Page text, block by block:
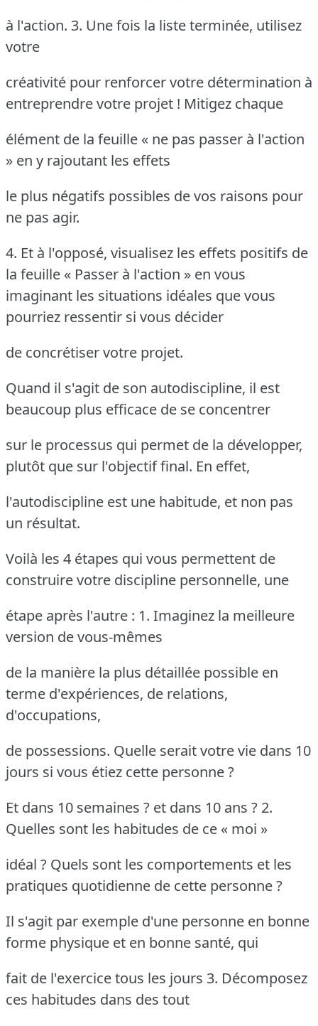
à l'action. 3. Une fois la liste terminée, utilisez
votre
créativité pour renforcer votre détermination à
entreprendre votre projet ! Mitigez chaque
élément de la feuille « ne pas passer à l'action
» en y rajoutant les effets
le plus négatifs possibles de vos raisons pour
ne pas agir.
4. Et à l'opposé, visualisez les effets positifs de
la feuille « Passer à l'action » en vous
imaginant les situations idéales que vous
pourriez ressentir si vous décider
de concrétiser votre projet.
Quand il s'agit de son autodiscipline, il est
beaucoup plus efficace de se concentrer
sur le processus qui permet de la développer,
plutôt que sur l'objectif final. En effet,
l'autodiscipline est une habitude, et non pas
un résultat.
Voilà les 4 étapes qui vous permettent de
construire votre discipline personnelle, une
étape après l'autre : 1. Imaginez la meilleure
version de vous-mêmes
de la manière la plus détaillée possible en
terme d'expériences, de relations,
d'occupations,
de possessions. Quelle serait votre vie dans 10
jours si vous étiez cette personne ?
Et dans 10 semaines ? et dans 10 ans ? 2.
Quelles sont les habitudes de ce « moi »
idéal ? Quels sont les comportements et les
pratiques quotidienne de cette personne ?
Il s'agit par exemple d'une personne en bonne
forme physique et en bonne santé, qui
fait de l'exercice tous les jours 3. Décomposez
ces habitudes dans des tout